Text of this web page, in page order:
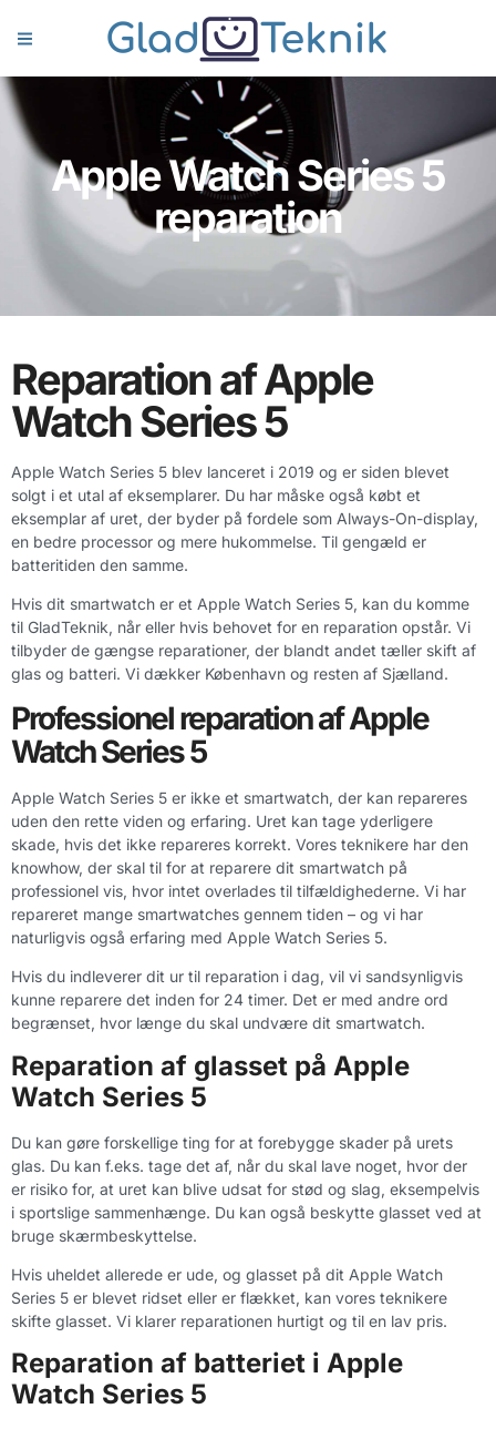
Apple Watch Series 5
reparation
Reparation af Apple
Watch Series 5
Apple Watch Series 5 blev lanceret i 2019 og er siden blevet
solgt i et utal af eksemplarer. Du har måske også købt et
eksemplar af uret, der byder på fordele som Always-On-display,
en bedre processor og mere hukommelse. Til gengæld er
batteritiden den samme.
Hvis dit smartwatch er et Apple Watch Series 5, kan du komme
til GladTeknik, når eller hvis behovet for en reparation opstår. Vi
tilbyder de gængse reparationer, der blandt andet tæller skift af
glas og batteri. Vi dækker København og resten af Sjælland.
Professionel reparation af Apple
Watch Series 5
Apple Watch Series 5 er ikke et smartwatch, der kan repareres
uden den rette viden og erfaring. Uret kan tage yderligere
skade, hvis det ikke repareres korrekt. Vores teknikere har den
knowhow, der skal til for at reparere dit smartwatch på
professionel vis, hvor intet overlades til tilfældighederne. Vi har
repareret mange smartwatches gennem tiden – og vi har
naturligvis også erfaring med Apple Watch Series 5.
Hvis du indleverer dit ur til reparation i dag, vil vi sandsynligvis
kunne reparere det inden for 24 timer. Det er med andre ord
begrænset, hvor længe du skal undvære dit smartwatch.
Reparation af glasset på Apple
Watch Series 5
Du kan gøre forskellige ting for at forebygge skader på urets
glas. Du kan f.eks. tage det af, når du skal lave noget, hvor der
er risiko for, at uret kan blive udsat for stød og slag, eksempelvis
i sportslige sammenhænge. Du kan også beskytte glasset ved at
bruge skærmbeskyttelse.
Hvis uheldet allerede er ude, og glasset på dit Apple Watch
Series 5 er blevet ridset eller er flækket, kan vores teknikere
skifte glasset. Vi klarer reparationen hurtigt og til en lav pris.
Reparation af batteriet i Apple
Watch Series 5